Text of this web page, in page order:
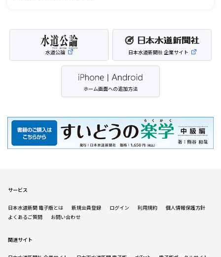
水道公論 日本水道新聞社 企業サイト
ホーム画面への追加方法
サービス
日本水道新聞 電子版とは 新規会員登録 ログイン 利用規約
個人情報保護方針
よくあるご質問
お問い合わせ
関連サイト